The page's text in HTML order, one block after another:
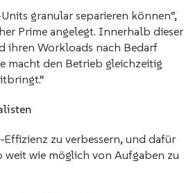
granular separieren können“,
Prime angelegt. Innerhalb dieser
ihren Workloads nach Bedarf
macht den Betrieb gleichzeitig
zu verbessern, und dafür
weit wie möglich von Aufgaben zu